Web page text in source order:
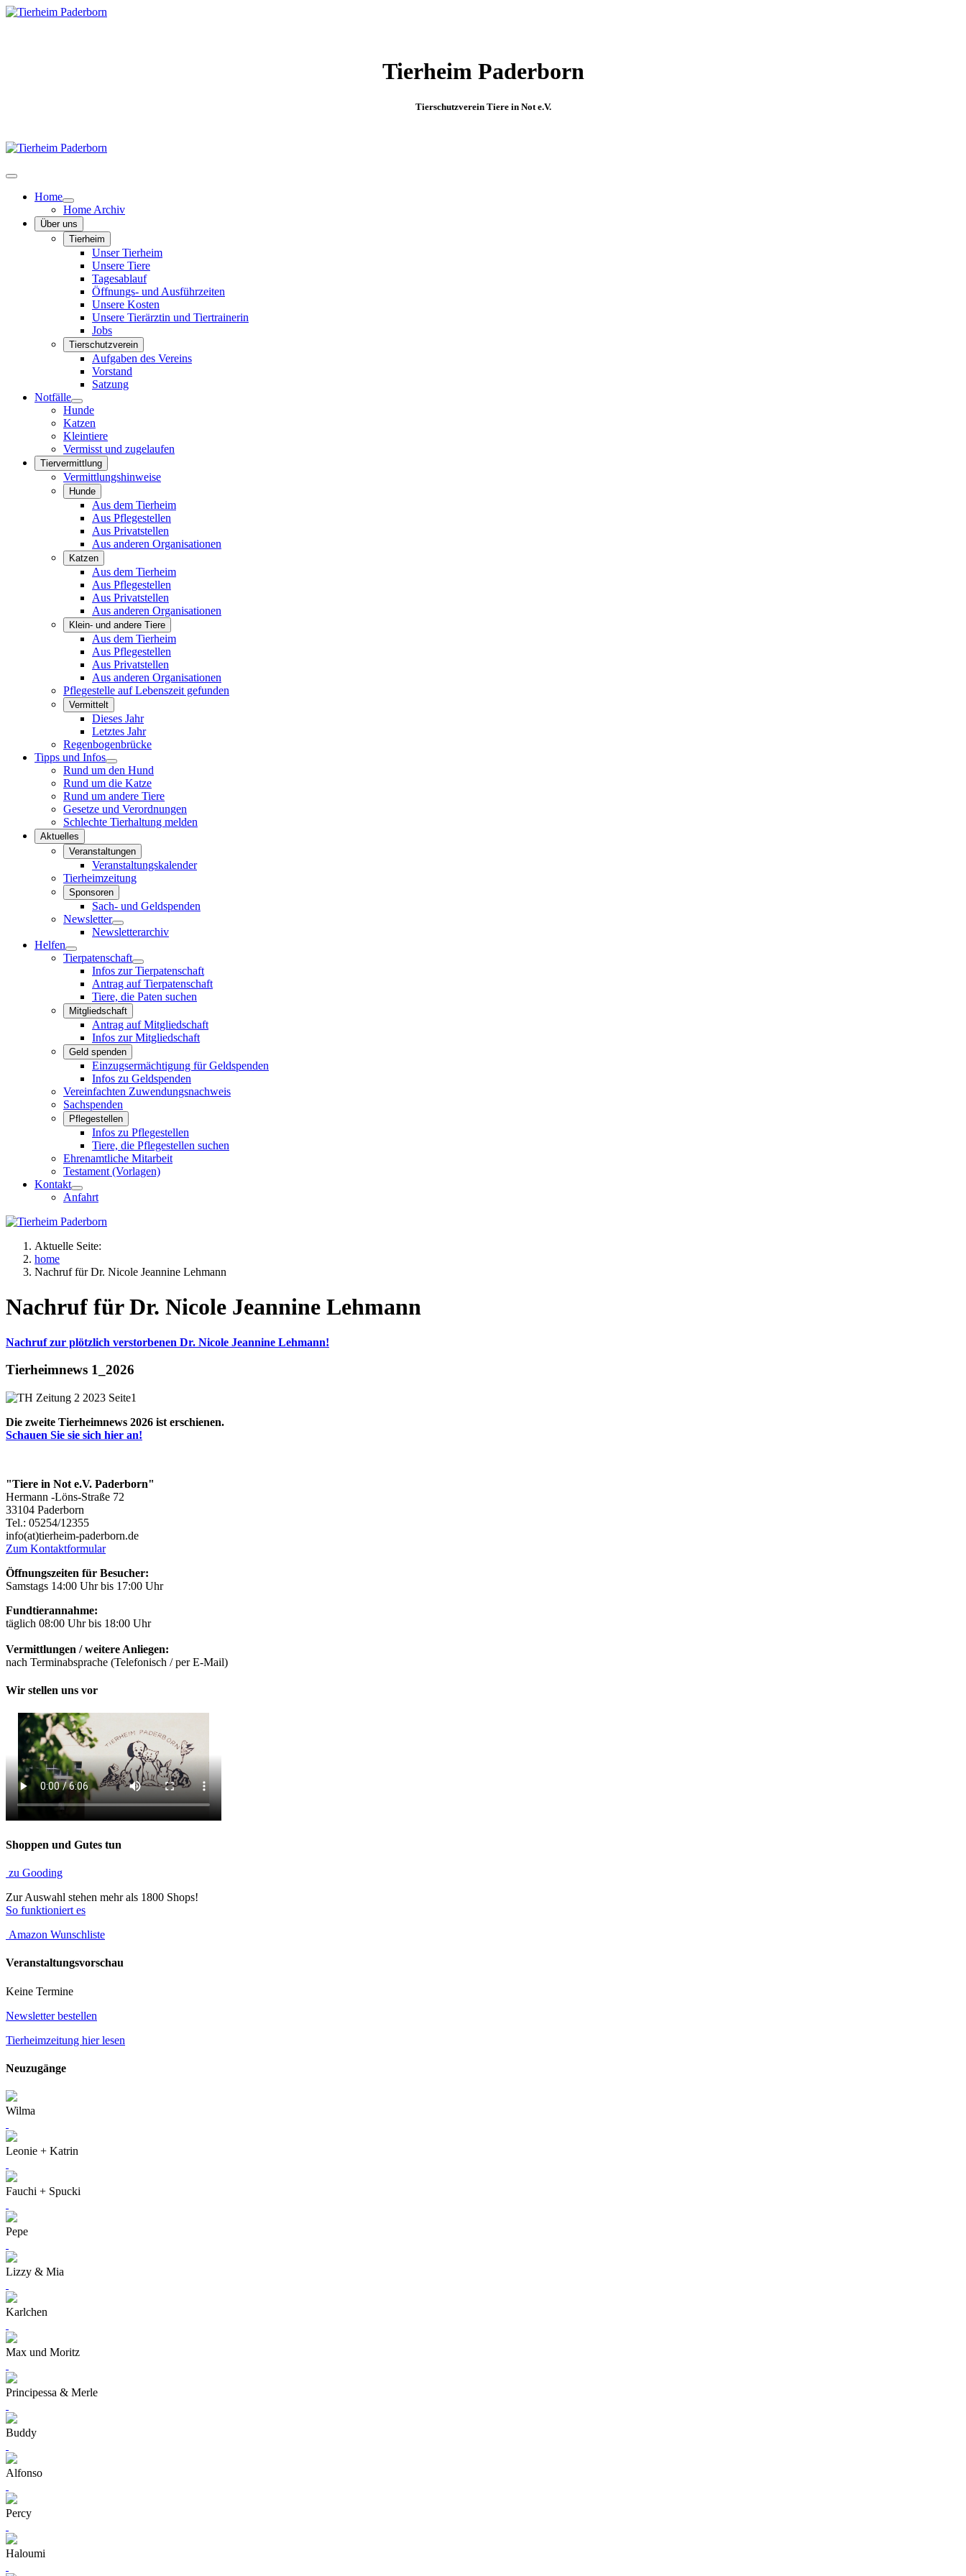
Tierheim Paderborn
Tierschutzverein Tiere in Not e.V.
Home
Home Archiv
Über uns
Tierheim
Unser Tierheim
Unsere Tiere
Tagesablauf
Öffnungs- und Ausführzeiten
Unsere Kosten
Unsere Tierärztin und Tiertrainerin
Jobs
Tierschutzverein
Aufgaben des Vereins
Vorstand
Satzung
Notfälle
Hunde
Katzen
Kleintiere
Vermisst und zugelaufen
Tiervermittlung
Vermittlungshinweise
Hunde
Aus dem Tierheim
Aus Pflegestellen
Aus Privatstellen
Aus anderen Organisationen
Katzen
Aus dem Tierheim
Aus Pflegestellen
Aus Privatstellen
Aus anderen Organisationen
Klein- und andere Tiere
Aus dem Tierheim
Aus Pflegestellen
Aus Privatstellen
Aus anderen Organisationen
Pflegestelle auf Lebenszeit gefunden
Vermittelt
Dieses Jahr
Letztes Jahr
Regenbogenbrücke
Tipps und Infos
Rund um den Hund
Rund um die Katze
Rund um andere Tiere
Gesetze und Verordnungen
Schlechte Tierhaltung melden
Aktuelles
Veranstaltungen
Veranstaltungskalender
Tierheimzeitung
Sponsoren
Sach- und Geldspenden
Newsletter
Newsletterarchiv
Helfen
Tierpatenschaft
Infos zur Tierpatenschaft
Antrag auf Tierpatenschaft
Tiere, die Paten suchen
Mitgliedschaft
Antrag auf Mitgliedschaft
Infos zur Mitgliedschaft
Geld spenden
Einzugsermächtigung für Geldspenden
Infos zu Geldspenden
Vereinfachten Zuwendungsnachweis
Sachspenden
Pflegestellen
Infos zu Pflegestellen
Tiere, die Pflegestellen suchen
Ehrenamtliche Mitarbeit
Testament (Vorlagen)
Kontakt
Anfahrt
Aktuelle Seite:
home
Nachruf für Dr. Nicole Jeannine Lehmann
Nachruf für Dr. Nicole Jeannine Lehmann
Nachruf zur plötzlich verstorbenen Dr. Nicole Jeannine Lehmann!
Tierheimnews 1_2026
Die zweite Tierheimnews 2026 ist erschienen.
Schauen Sie sie sich hier an!
"Tiere in Not e.V. Paderborn"
Hermann -Löns-Straße 72
33104 Paderborn
Tel.: 05254/12355
info(at)tierheim-paderborn.de
Zum Kontaktformular
Öffnungszeiten für Besucher:
Samstags 14:00 Uhr bis 17:00 Uhr
Fundtierannahme:
täglich 08:00 Uhr bis 18:00 Uhr
Vermittlungen / weitere Anliegen:
nach Terminabsprache (Telefonisch / per E-Mail)
Wir stellen uns vor
Shoppen und Gutes tun
zu Gooding
Zur Auswahl stehen mehr als 1800 Shops!
So funktioniert es
Amazon Wunschliste
Veranstaltungsvorschau
Keine Termine
Newsletter bestellen
Tierheimzeitung hier lesen
Neuzugänge
Wilma
Leonie + Katrin
Fauchi + Spucki
Pepe
Lizzy & Mia
Karlchen
Max und Moritz
Principessa & Merle
Buddy
Alfonso
Percy
Haloumi